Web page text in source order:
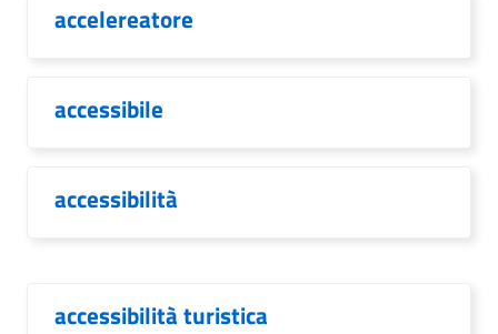
accelereatore
accessibile
accessibilità
accessibilità turistica